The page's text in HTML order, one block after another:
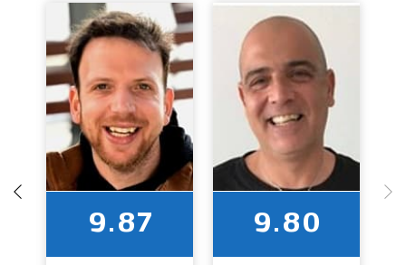
9.80
9.87